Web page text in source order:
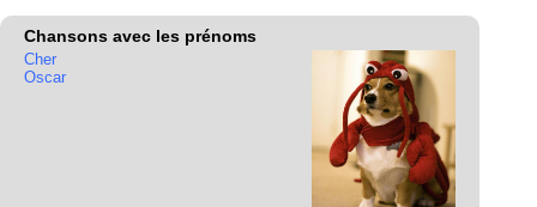
Chansons avec les prénoms
Cher
Oscar